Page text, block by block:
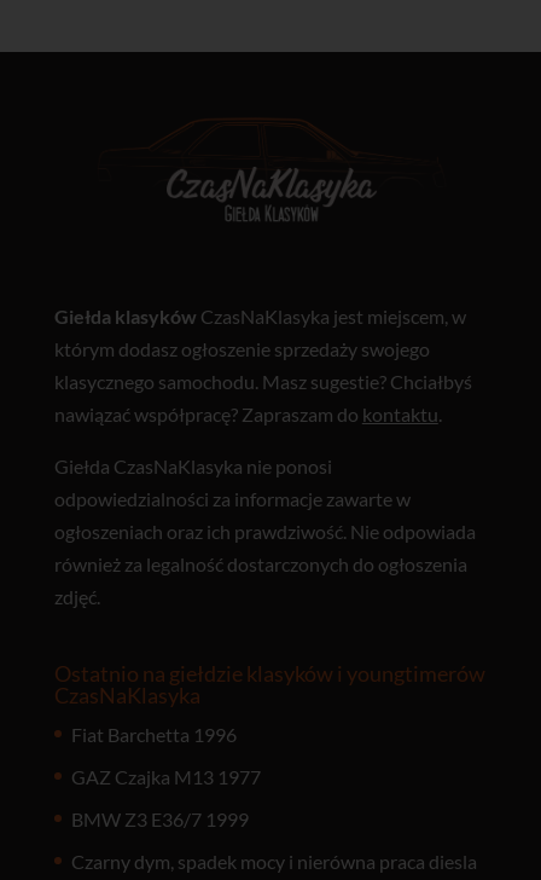
Giełda klasyków CzasNaKlasyka jest miejscem, w
którym dodasz ogłoszenie sprzedaży swojego
klasycznego samochodu. Masz sugestie? Chciałbyś
nawiązać współpracę? Zapraszam do kontaktu
Giełda CzasNaKlasyka nie ponosi
odpowiedzialności za informacje zawarte w
ogłoszeniach oraz ich prawdziwość. Nie odpowiada
również za legalność dostarczonych do ogłoszenia
zdjęć.
Ostatnio na giełdzie klasyków i youngtimerów
CzasNaKlasyka
Fiat Barchetta 1996
GAZ Czajka M13 1977
BMW Z3 E36/7 1999
Czarny dym, spadek mocy i nierówna praca diesla